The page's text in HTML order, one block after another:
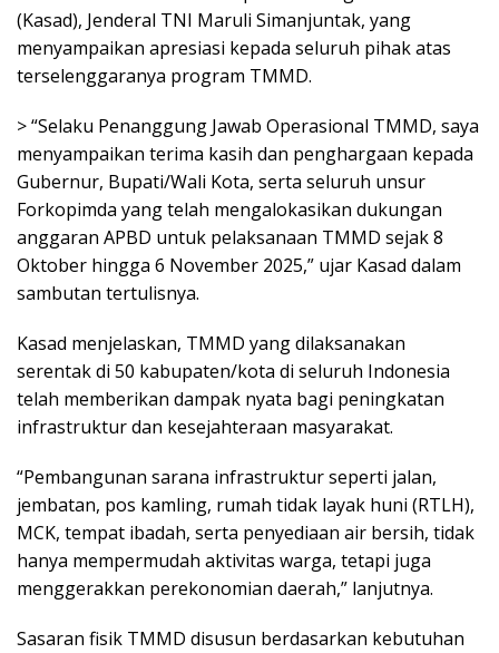
(Kasad), Jenderal TNI Maruli Simanjuntak, yang
menyampaikan apresiasi kepada seluruh pihak atas
terselenggaranya program TMMD.
> “Selaku Penanggung Jawab Operasional TMMD, saya
menyampaikan terima kasih dan penghargaan kepada
Gubernur, Bupati/Wali Kota, serta seluruh unsur
Forkopimda yang telah mengalokasikan dukungan
anggaran APBD untuk pelaksanaan TMMD sejak 8
Oktober hingga 6 November 2025,” ujar Kasad dalam
sambutan tertulisnya.
Kasad menjelaskan, TMMD yang dilaksanakan
serentak di 50 kabupaten/kota di seluruh Indonesia
telah memberikan dampak nyata bagi peningkatan
infrastruktur dan kesejahteraan masyarakat.
“Pembangunan sarana infrastruktur seperti jalan,
jembatan, pos kamling, rumah tidak layak huni (RTLH),
MCK, tempat ibadah, serta penyediaan air bersih, tidak
hanya mempermudah aktivitas warga, tetapi juga
menggerakkan perekonomian daerah,” lanjutnya.
Sasaran fisik TMMD disusun berdasarkan kebutuhan